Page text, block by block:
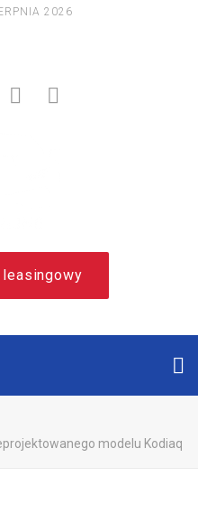
2026
leasingowy
modelu Kodiaq